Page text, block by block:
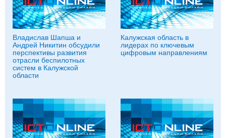
Владислав Шапша и
Андрей Никитин обсудили
перспективы развития
отрасли беспилотных
систем в Калужской
области
Калужская область в
лидерах по ключевым
цифровым направлениям